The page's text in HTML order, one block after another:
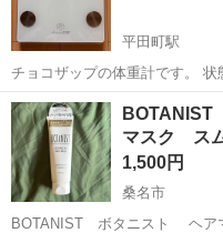
平田町駅
チョコザップの体重計です。 状
たします。
三重 鈴鹿市
マスク ス
1,500円
桑名市
BOTANIST ボタニスト ヘア